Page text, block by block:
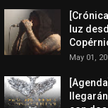
luz
May 01,